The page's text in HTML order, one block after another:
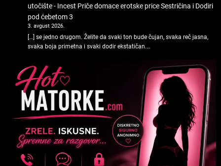
utočište - Incest Priče domace erotske price Sestričina i Dodiri
pod ćebetom 3
3. avgust 2026.
[…] se jedno drugom. Želite da svaki ton bude čujan, svaka reč jasna,
svaka boja primetna i svaki dodir ekstatičan.…